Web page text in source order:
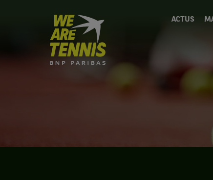
We
are
Tennis
by
BNP
ACTUS